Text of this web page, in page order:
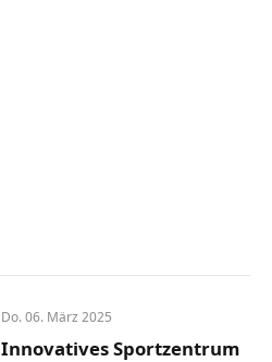
Do. 06. März 2025
Innovatives Sportzentrum